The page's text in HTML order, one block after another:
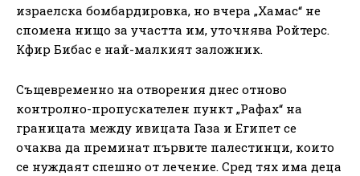
израелска бомбардировка, но вчера „Хамас“ не
спомена нищо за участта им, уточнява Ройтерс.
Кфир Бибас е най-малкият заложник.
Същевременно на отворения днес отново
контролно-пропускателен пункт „Рафах“ на
границата между ивицата Газа и Египет се
очаква да преминат първите палестинци, които
се нуждаят спешно от лечение. Сред тях има деца